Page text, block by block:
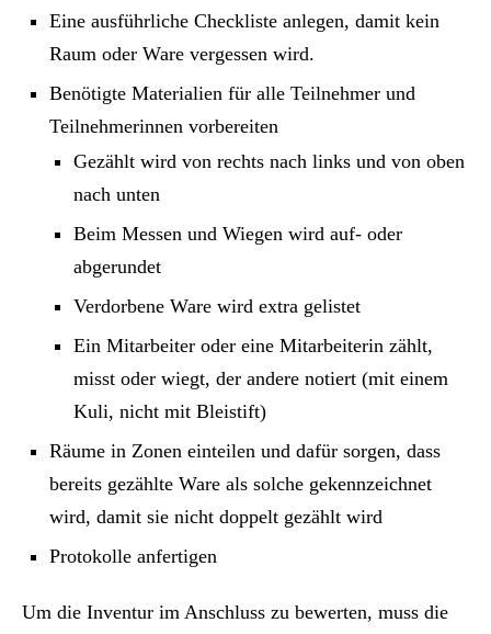
Eine ausführliche Checkliste anlegen, damit kein
Raum oder Ware vergessen wird.
Benötigte Materialien für alle Teilnehmer und
Teilnehmerinnen vorbereiten
Gezählt wird von rechts nach links und von oben
nach unten
Beim Messen und Wiegen wird auf- oder
abgerundet
Verdorbene Ware wird extra gelistet
Ein Mitarbeiter oder eine Mitarbeiterin zählt,
misst oder wiegt, der andere notiert (mit einem
Kuli, nicht mit Bleistift)
Räume in Zonen einteilen und dafür sorgen, dass
bereits gezählte Ware als solche gekennzeichnet
wird, damit sie nicht doppelt gezählt wird
Protokolle anfertigen
Um die Inventur im Anschluss zu bewerten, muss die